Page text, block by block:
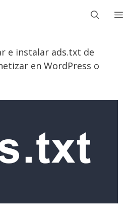
e instalar ads.txt de
en WordPress o